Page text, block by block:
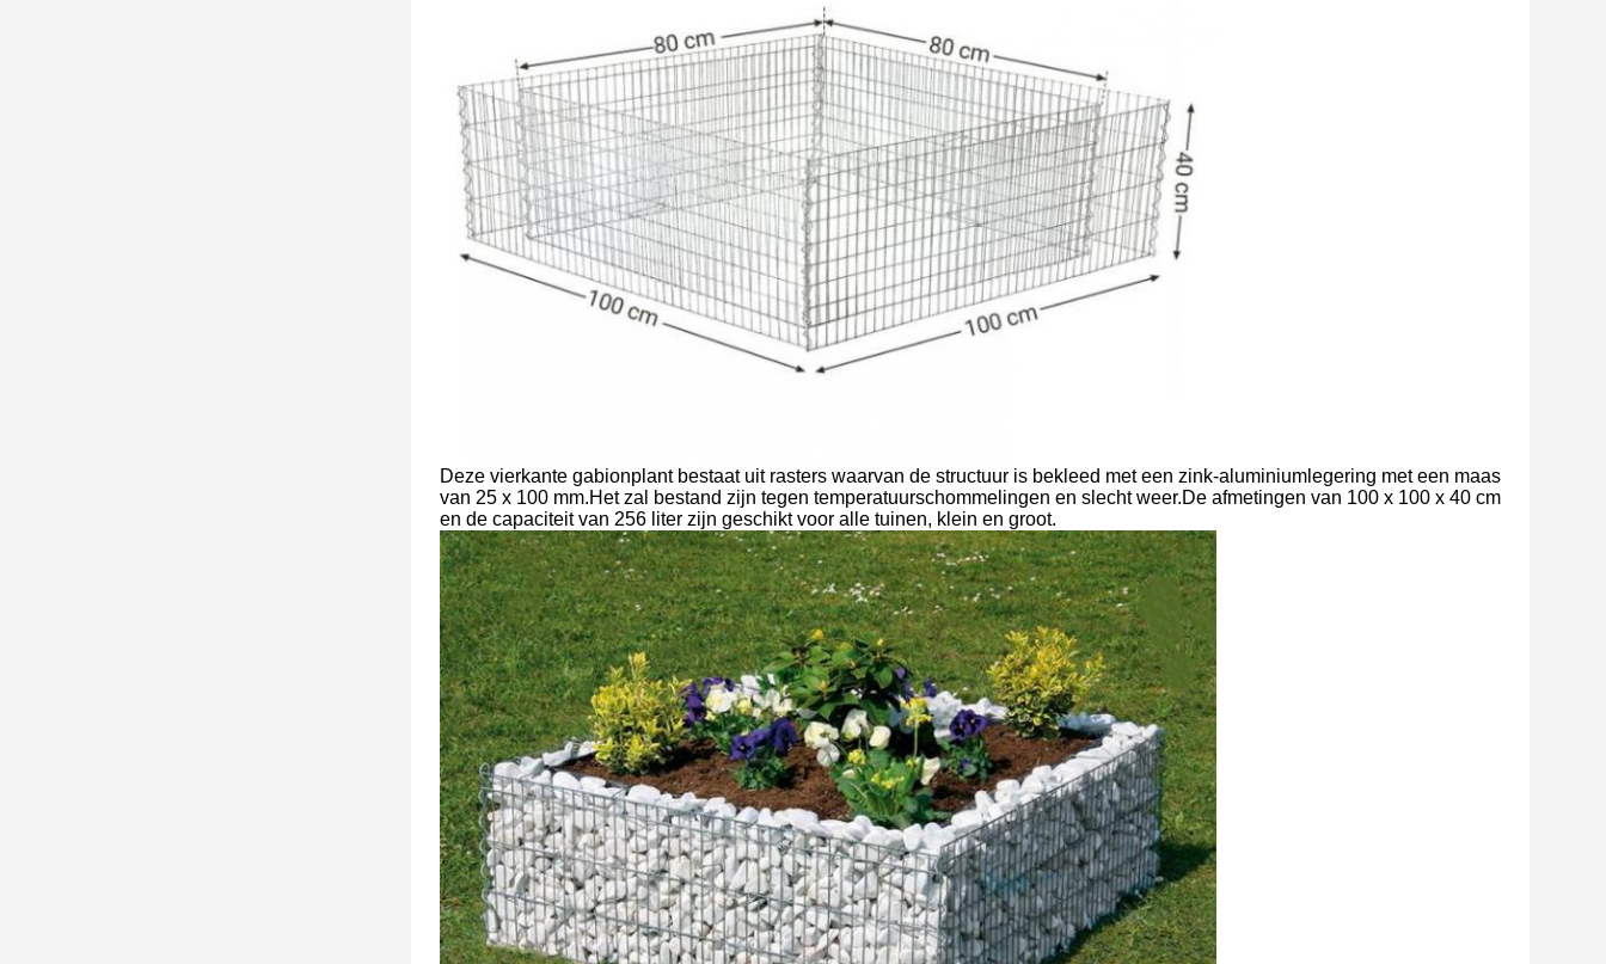
Deze vierkante gabionplant bestaat uit rasters waarvan de structuur is bekleed met een zink-aluminiumlegering met een maas
van 25 x 100 mm.Het zal bestand zijn tegen temperatuurschommelingen en slecht weer.De afmetingen van 100 x 100 x 40 cm
en de capaciteit van 256 liter zijn geschikt voor alle tuinen, klein en groot.